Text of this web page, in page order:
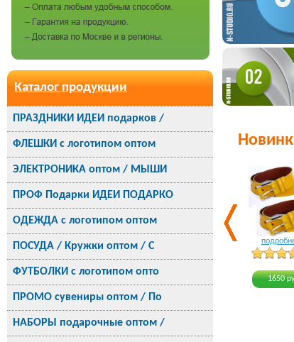
Каталог продукции
ПРАЗДНИКИ ИДЕИ подарков /
ФЛЕШКИ с логотипом оптом
ЭЛЕКТРОНИКА оптом / МЫШИ
ПРОФ Подарки ИДЕИ ПОДАРКО
ОДЕЖДА с логотипом оптом
ПОСУДА / Кружки оптом / С
ФУТБОЛКИ с логотипом опто
ПРОМО сувениры оптом / По
НАБОРЫ подарочные оптом /
1650